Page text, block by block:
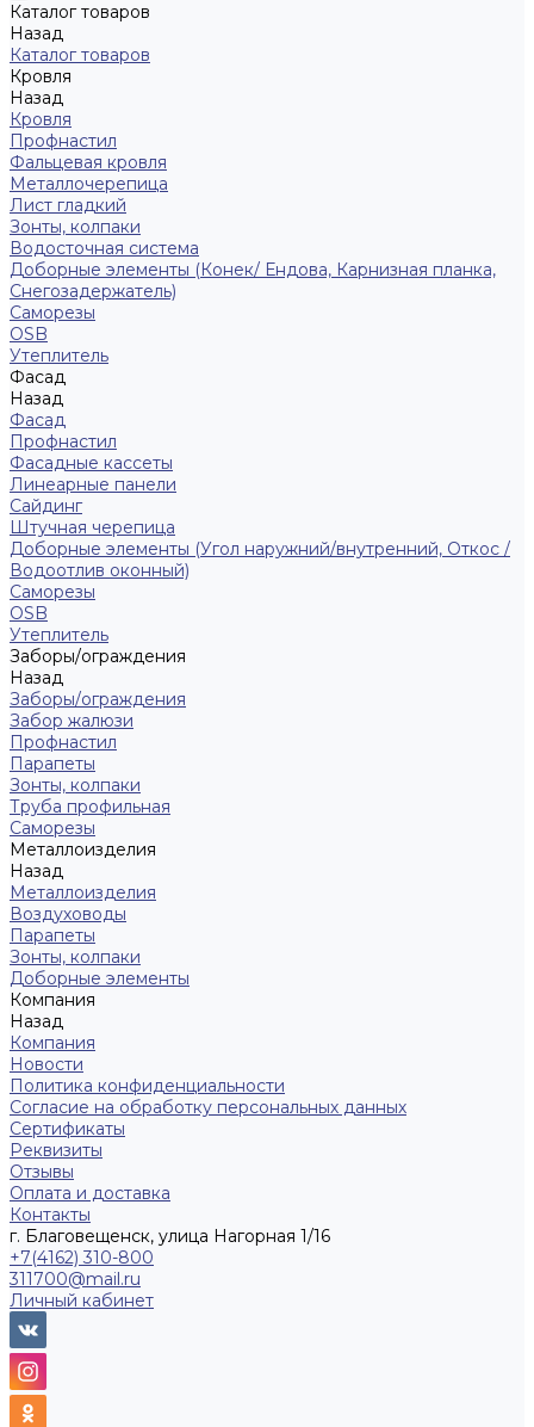
Каталог товаров
Назад
Каталог товаров
Кровля
Назад
Кровля
Профнастил
Фальцевая кровля
Металлочерепица
Лист гладкий
Зонты, колпаки
Водосточная система
Доборные элементы (Конек/ Ендова, Карнизная планка,
Снегозадержатель)
Саморезы
ОSB
Утеплитель
Фасад
Назад
Фасад
Профнастил
Фасадные кассеты
Линеарные панели
Сайдинг
Штучная черепица
Доборные элементы (Угол наружний/внутренний, Откос /
Водоотлив оконный)
Саморезы
OSB
Утеплитель
Заборы/ограждения
Назад
Заборы/ограждения
Забор жалюзи
Профнастил
Парапеты
Зонты, колпаки
Труба профильная
Саморезы
Металлоизделия
Назад
Металлоизделия
Воздуховоды
Парапеты
Зонты, колпаки
Доборные элементы
Компания
Назад
Компания
Новости
Политика конфиденциальности
Согласие на обработку персональных данных
Сертификаты
Реквизиты
Отзывы
Оплата и доставка
Контакты
г. Благовещенск, улица Нагорная 1/16
+7(4162) 310-800
311700@mail.ru
Личный кабинет